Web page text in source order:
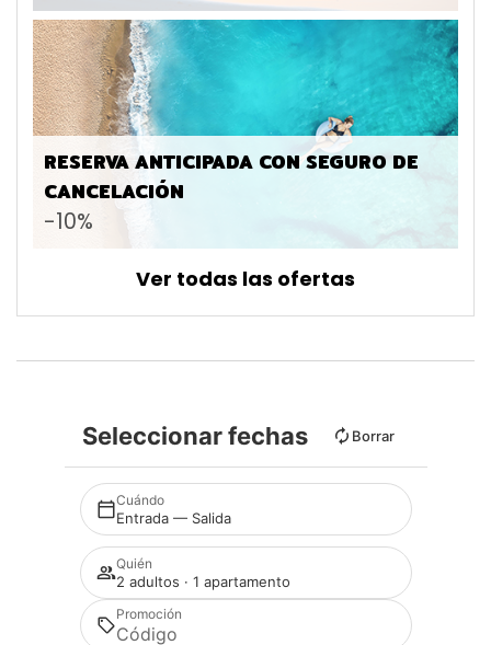
RESERVA ANTICIPADA CON SEGURO DE
CANCELACIÓN
-10%
Ver todas las ofertas
Seleccionar fechas Borrar
Cuándo
Entrada — Salida
Quién
2 adultos · 1 apartamento
Promoción